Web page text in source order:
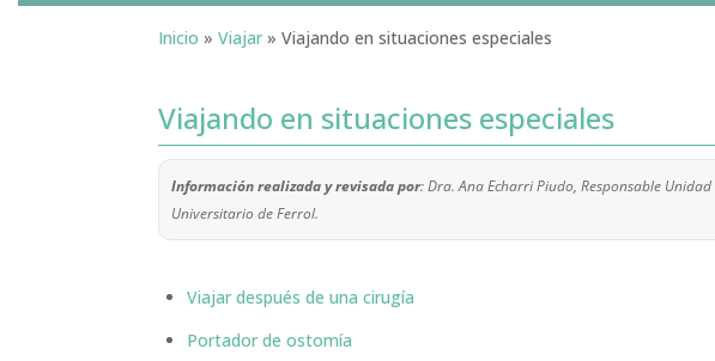
Inicio » Viajar » Viajando en situaciones especiales
Viajando en situaciones especiales
Información realizada y revisada por: Dra. Ana Echarri Piudo, Responsable
Universitario de Ferrol.
Viajar después de una cirugía
Portador de ostomía